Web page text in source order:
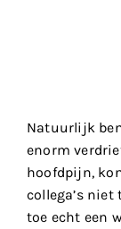
Natuurlijk
enorm
hoofdpijn,
collega’s
toe echt een